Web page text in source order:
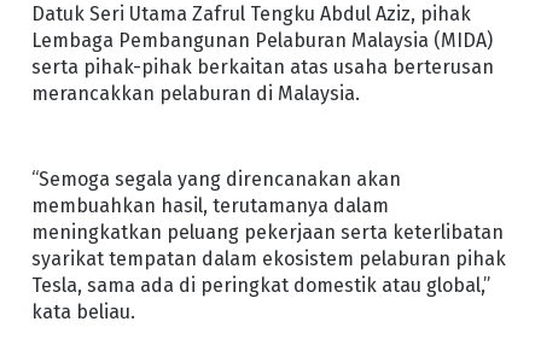
Datuk Seri Utama Zafrul Tengku Abdul Aziz, pihak
Lembaga Pembangunan Pelaburan Malaysia (MIDA)
serta pihak-pihak berkaitan atas usaha berterusan
merancakkan pelaburan di Malaysia.
“Semoga segala yang direncanakan akan
membuahkan hasil, terutamanya dalam
meningkatkan peluang pekerjaan serta keterlibatan
syarikat tempatan dalam ekosistem pelaburan pihak
Tesla, sama ada di peringkat domestik atau global,”
kata beliau.